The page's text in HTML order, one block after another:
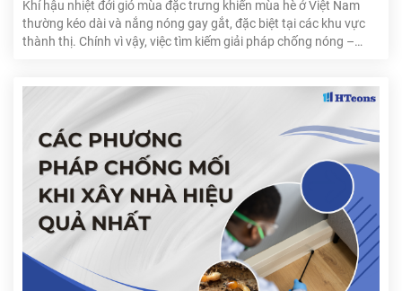
Khí hậu nhiệt đới gió mùa đặc trưng khiến mùa hè ở Việt Nam
thường kéo dài và nắng nóng gay gắt, đặc biệt tại các khu vực
thành thị. Chính vì vậy, việc tìm kiếm giải pháp chống nóng –